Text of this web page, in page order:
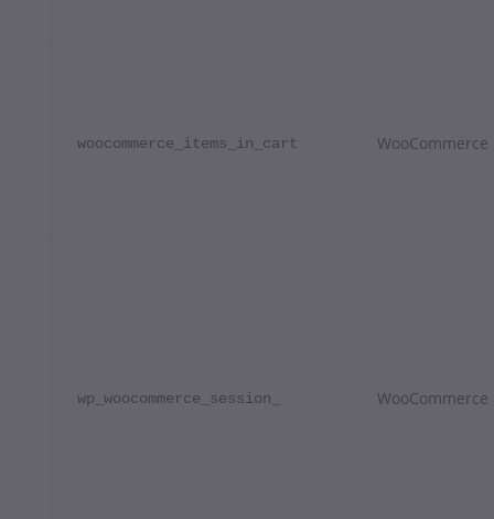
woocommerce_items_in_cart WooCommerce
wp_woocommerce_session_ WooCommerce